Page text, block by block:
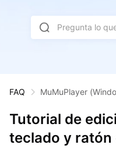
Pregunta lo
FAQ MuMuPlayer
Tutorial de
teclado y ratón